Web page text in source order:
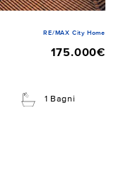
RE/MAX City Home
175.000€
1 Bagni